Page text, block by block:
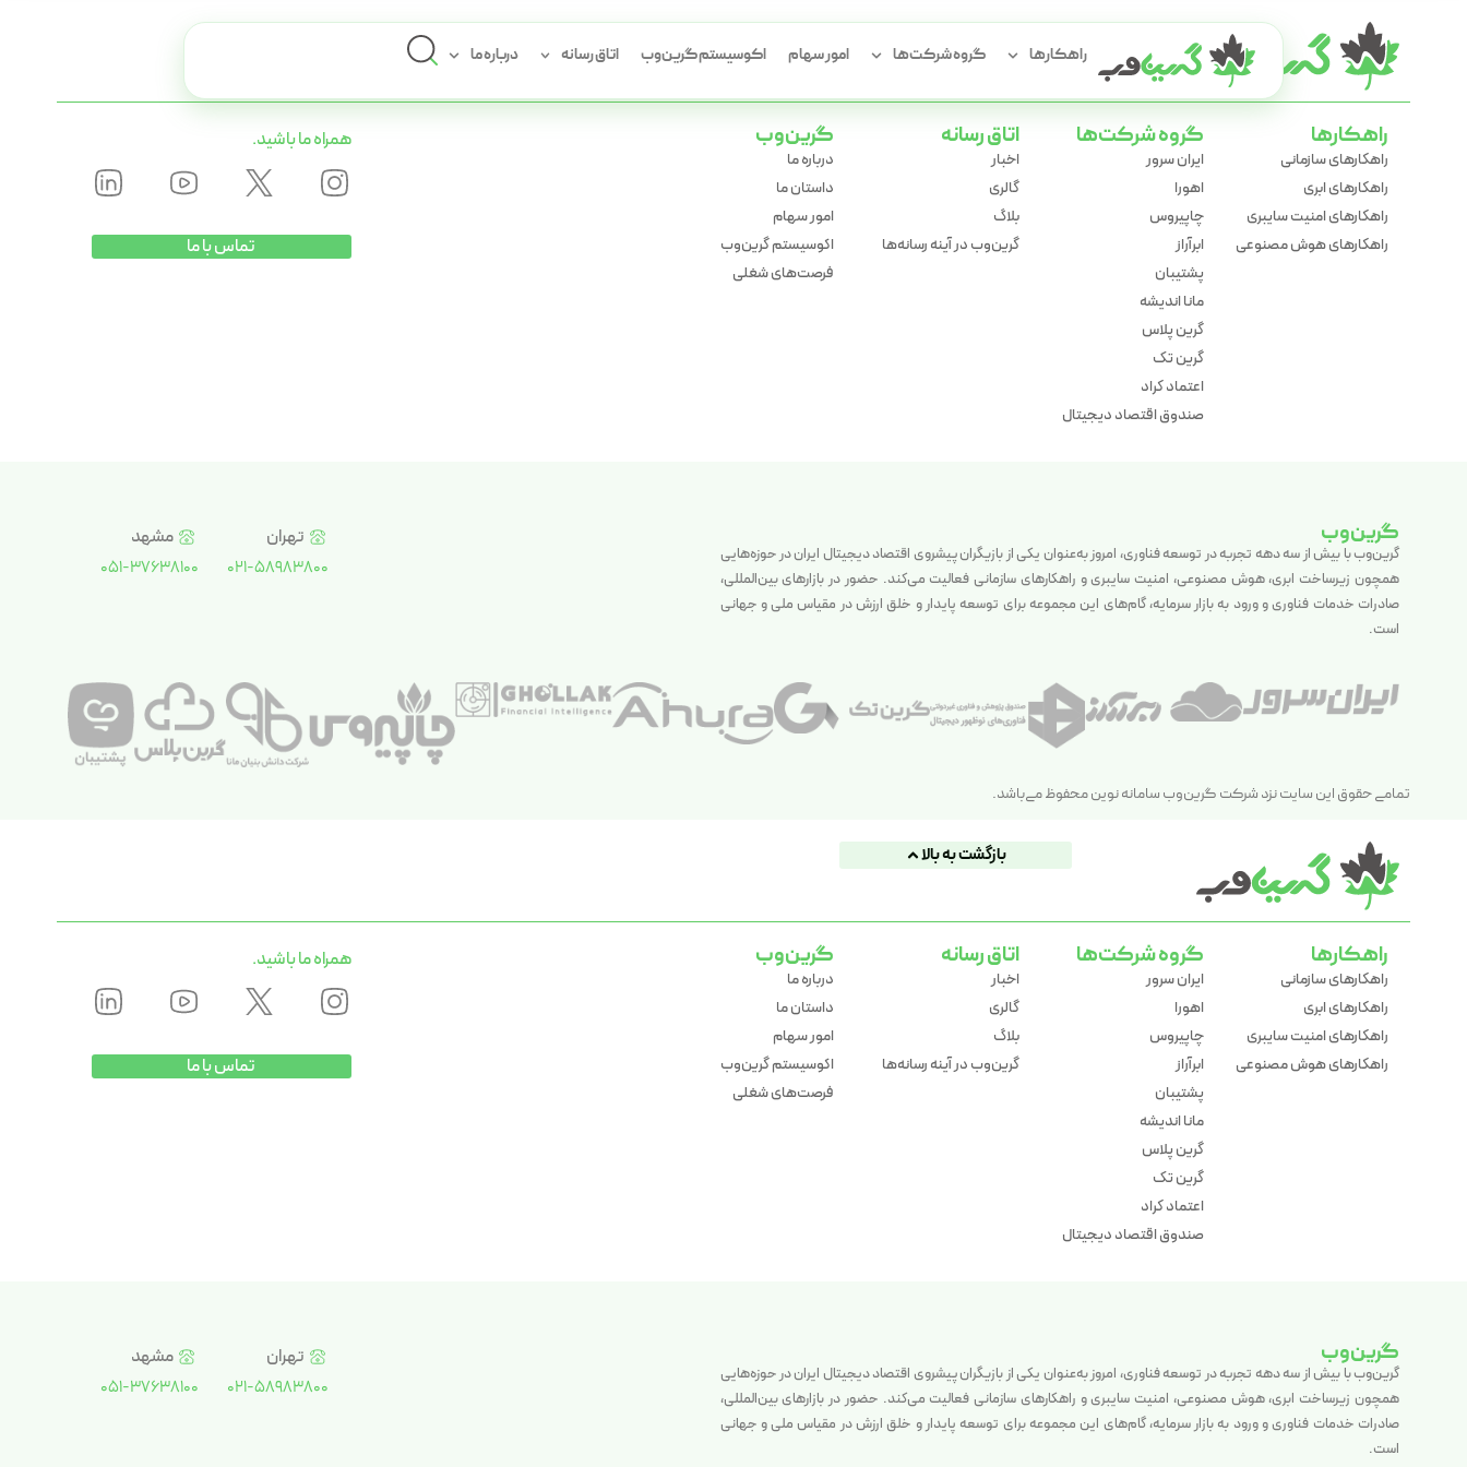
راهکارها گروه شرکت‌ها امور سهام اکوسیستم گرین‌وب اتاق رسانه درباره ما
راهکارها
راهکارهای سازمانی
راهکارهای ابری
راهکارهای امنیت سایبری
راهکارهای هوش مصنوعی
گروه شرکت‌ها
ایران سرور
اهورا
چاپیروس
ابرآراز
پشتیبان
مانا اندیشه
گرین پلاس
گرین تک
اعتماد کراد
صندوق اقتصاد دیجیتال
اتاق رسانه
اخبار
گالری
بلاگ
گرین‌وب در آینه رسانه‌ها
گرین‌وب
درباره ما
داستان ما
امور سهام
اکوسیستم گرین‌وب
فرصت‌های شغلی
همراه ما باشید.
تماس با ما
گرین‌وب
گرین‌وب با بیش از سه دهه تجربه در توسعه فناوری، امروز به‌عنوان یکی از بازیگران پیشروی اقتصاد دیجیتال ایران در حوزه‌هایی
همچون زیرساخت ابری، هوش مصنوعی، امنیت سایبری و راهکارهای سازمانی فعالیت می‌کند. حضور در بازارهای بین‌المللی،
صادرات خدمات فناوری و ورود به بازار سرمایه، گام‌های این مجموعه برای توسعه پایدار و خلق ارزش در مقیاس ملی و جهانی
است.
مشهد
051-37638100
تهران
021-58983800
تمامی حقوق این سایت نزد شرکت گرین‌وب سامانه نوین محفوظ می‌باشد.
بازگشت به بالا
راهکارها
راهکارهای سازمانی
راهکارهای ابری
راهکارهای امنیت سایبری
راهکارهای هوش مصنوعی
گروه شرکت‌ها
ایران سرور
اهورا
چاپیروس
ابرآراز
پشتیبان
مانا اندیشه
گرین پلاس
گرین تک
اعتماد کراد
صندوق اقتصاد دیجیتال
اتاق رسانه
اخبار
گالری
بلاگ
گرین‌وب در آینه رسانه‌ها
گرین‌وب
درباره ما
داستان ما
امور سهام
اکوسیستم گرین‌وب
فرصت‌های شغلی
همراه ما باشید.
تماس با ما
گرین‌وب
گرین‌وب با بیش از سه دهه تجربه در توسعه فناوری، امروز به‌عنوان یکی از بازیگران پیشروی اقتصاد دیجیتال ایران در حوزه‌هایی
همچون زیرساخت ابری، هوش مصنوعی، امنیت سایبری و راهکارهای سازمانی فعالیت می‌کند. حضور در بازارهای بین‌المللی،
صادرات خدمات فناوری و ورود به بازار سرمایه، گام‌های این مجموعه برای توسعه پایدار و خلق ارزش در مقیاس ملی و جهانی
است.
مشهد
051-37638100
تهران
021-58983800